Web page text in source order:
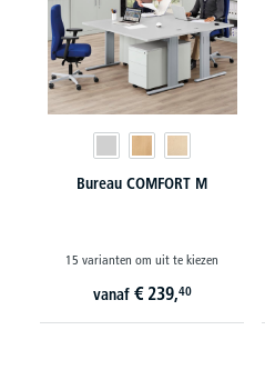
Bureau COMFORT M
15 varianten om uit te kiezen
vanaf € 239,40